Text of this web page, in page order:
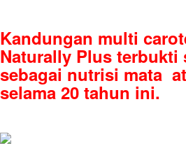
Kandungan multi
Naturally Plus terbukti
sebagainutrisi mata
selama 20 tahun ini.